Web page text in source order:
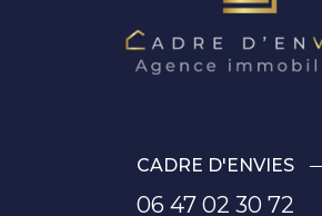
CADRE D'ENVIES
06 47 02 30 72